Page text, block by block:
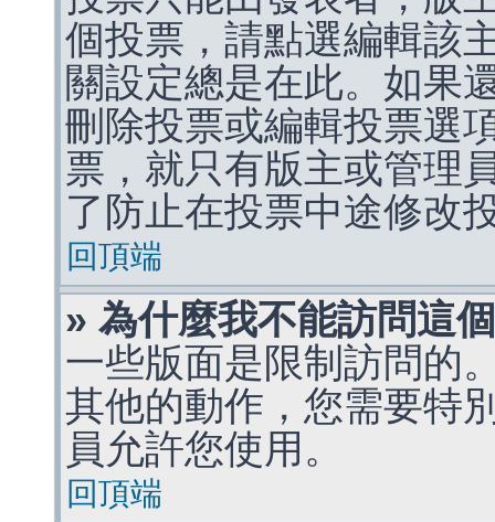
個投票，請點選編輯該
關設定總是在此。如果
刪除投票或編輯投票選
票，就只有版主或管理
了防止在投票中途修改
回頂端
» 為什麼我不能訪問這
一些版面是限制訪問的
其他的動作，您需要特
員允許您使用。
回頂端